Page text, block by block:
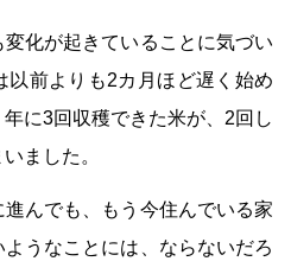
化が起きていることに気づい
以前よりも2カ月ほど遅く始め
に3回収穫できた米が、2回し
ました。
んでも、もう今住んでいる家
うなことには、ならないだろ